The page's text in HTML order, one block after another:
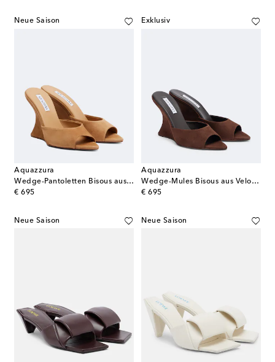
Neue Saison
Aquazzura
Wedge-Pantoletten Bisous aus Veloursleder
€ 695
original price
Exklusiv
Aquazzura
Wedge-Mules Bisous aus Veloursleder
€ 695
original price
Neue Saison Neue Saison